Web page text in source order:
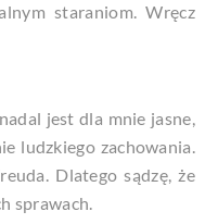
staraniom. Wręcz
jest dla mnie jasne,
ludzkiego zachowania.
Dlatego sądzę, że
sprawach.